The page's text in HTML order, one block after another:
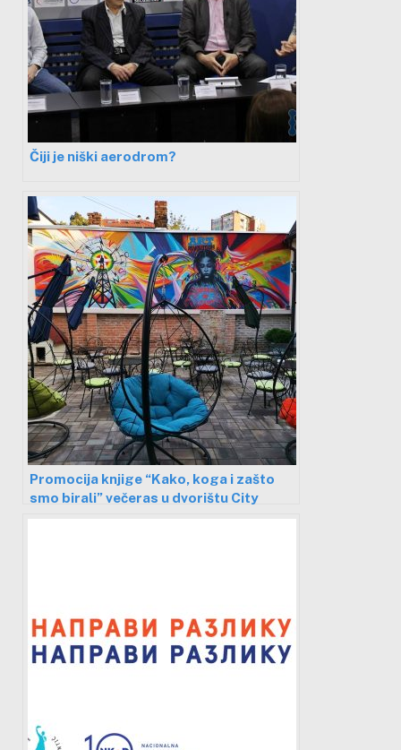
Čiji je niški aerodrom?
Promocija knjige “Kako, koga i zašto
smo birali” večeras u dvorištu City
smart kluba